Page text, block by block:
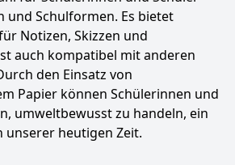
und Schulformen. Es bietet
Notizen, Skizzen und
auch kompatibel mit anderen
den Einsatz von
Papier können Schülerinnen und
umweltbewusst zu handeln, ein
unserer heutigen Zeit.